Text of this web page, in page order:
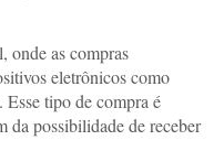
onde as compras
eletrônicos como
Esse tipo de compra é
da possibilidade de receber